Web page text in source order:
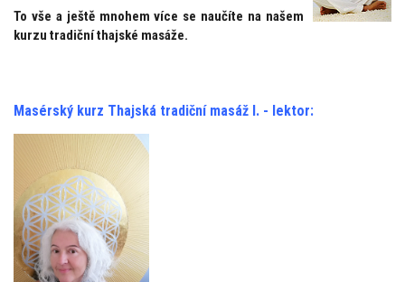
To vše a ještě mnohem více se naučíte na našem
kurzu tradiční thajské masáže.
Masérský kurz Thajská tradiční masáž I. - lektor: